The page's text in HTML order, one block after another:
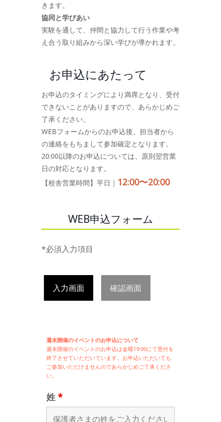
きます。
協同と学びあい
実験を通して、仲間と協力して行う作業や考
え合う取り組みから深い学びが導かれます。
お申込にあたって
お申込のタイミングにより満席となり、受付
できないことがありますので、あらかじめご
了承ください。
WEBフォームからのお申込後、担当者から
の連絡をもちまして参加確定となります。
20:00以降のお申込については、原則翌営業
日の対応となります。
【校舎営業時間】平日｜ 12:00〜20:00
WEB申込フォーム
*必須入力項目
入力画面 確認画面
週末開催のイベントのお申込について
週末開催のイベントのお申込は金曜19:00にて受付を
終了させていただいています。お申込いただいても
ご参加いただけませんのであらかじめご了承くださ
い。
姓 *